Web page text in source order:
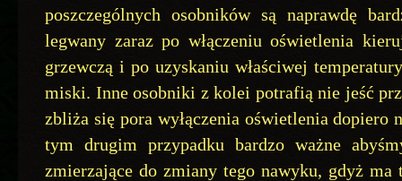
poszczególnych osobników są naprawdę
legwany zaraz po włączeniu oświetlenia
grzewczą i po uzyskaniu właściwej
miski. Inne osobniki z kolei potrafią nie jeść
zbliża się pora wyłączenia oświetlenia dopiero
tym drugim przypadku bardzo ważne
zmierzające do zmiany tego nawyku, gdyż ma